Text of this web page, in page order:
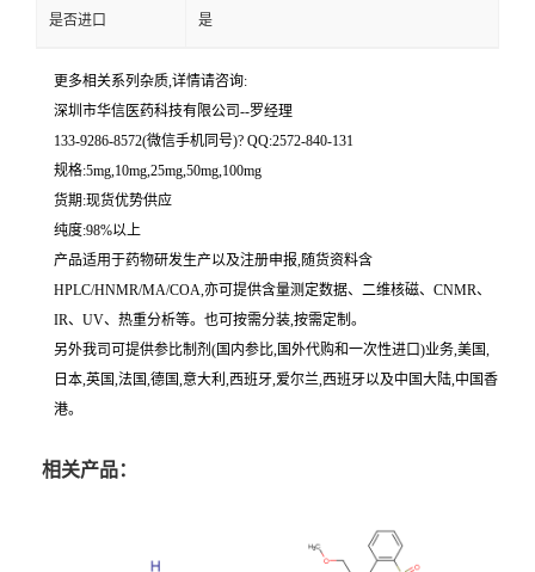
是否进口 是
更多相关系列杂质,详情请咨询:
深圳市华信医药科技有限公司--罗经理
133-9286-8572(微信手机同号)? QQ:2572-840-131
规格:5mg,10mg,25mg,50mg,100mg
货期:现货优势供应
纯度:98%以上
产品适用于药物研发生产以及注册申报,随货资料含
HPLC/HNMR/MA/COA,亦可提供含量测定数据、二维核磁、CNMR、
IR、UV、热重分析等。也可按需分装,按需定制。
另外我司可提供参比制剂(国内参比,国外代购和一次性进口)业务,美国,
日本,英国,法国,德国,意大利,西班牙,爱尔兰,西班牙以及中国大陆,中国香
港。
相关产品：